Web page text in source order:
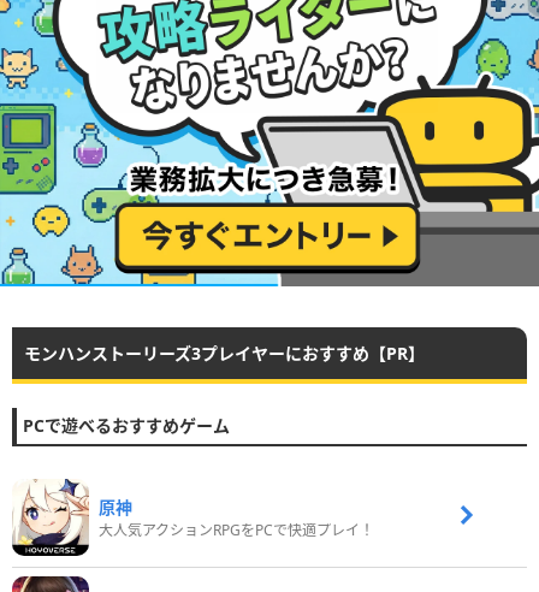
モンハンストーリーズ3プレイヤーにおすすめ【PR】
PCで遊べるおすすめゲーム
原神
大人気アクションRPGをPCで快適プレイ！